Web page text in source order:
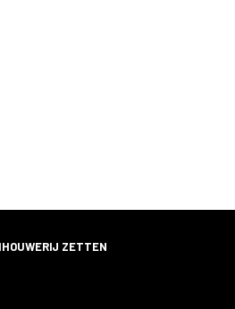
ZETTEN